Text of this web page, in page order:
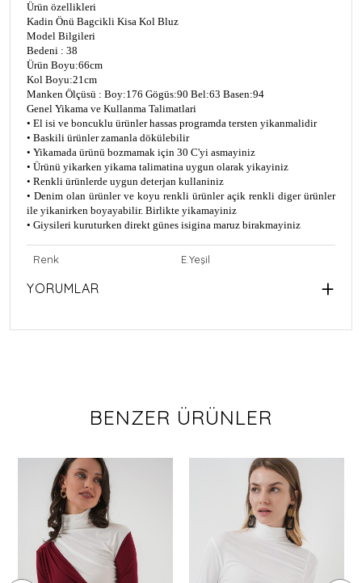
Ürün özellikleri
Kadin Önü Bagcikli Kisa Kol Bluz
Model Bilgileri
Bedeni : 38
Ürün Boyu:66cm
Kol Boyu:21cm
Manken Ölçüsü : Boy:176 Gögüs:90 Bel:63 Basen:94
Genel Yikama ve Kullanma Talimatlari
• El isi ve boncuklu ürünler hassas programda tersten yikanmalidir
• Baskili ürünler zamanla dökülebilir
• Yikamada ürünü bozmamak için 30 C'yi asmayiniz
• Ürünü yikarken yikama talimatina uygun olarak yikayiniz
• Renkli ürünlerde uygun deterjan kullaniniz
• Denim olan ürünler ve koyu renkli ürünler açik renkli diger ürünler
ile yikanirken boyayabilir. Birlikte yikamayiniz
• Giysileri kuruturken direkt günes isigina maruz birakmayiniz
Renk E.Yeşil
YORUMLAR
BENZER ÜRÜNLER